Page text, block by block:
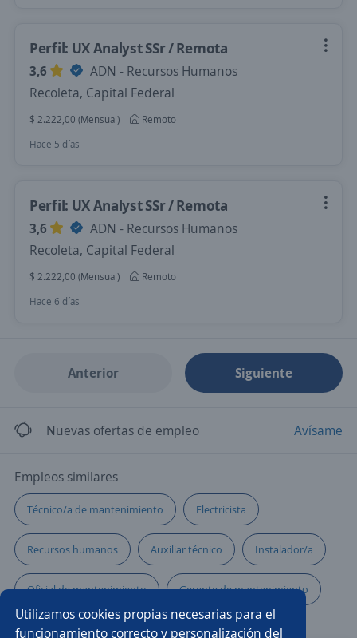
Utilizamos cookies propias necesarias para el
funcionamiento correcto y personalización del
Perfil: UX Analyst SSr / Remota
3,6
ADN - Recursos Humanos
Recoleta, Capital Federal
$ 2.222,00 (Mensual)
Remoto
Hace 5 días
Perfil: UX Analyst SSr / Remota
3,6
ADN - Recursos Humanos
Recoleta, Capital Federal
$ 2.222,00 (Mensual)
Remoto
Hace 6 días
Anterior Siguiente
Nuevas ofertas de empleo Avísame
Empleos similares
Técnico/a de mantenimiento Electricista
Recursos humanos Auxiliar técnico Instalador/a
Oficial de mantenimiento Gerente de mantenimiento
Supervisor/a de producción